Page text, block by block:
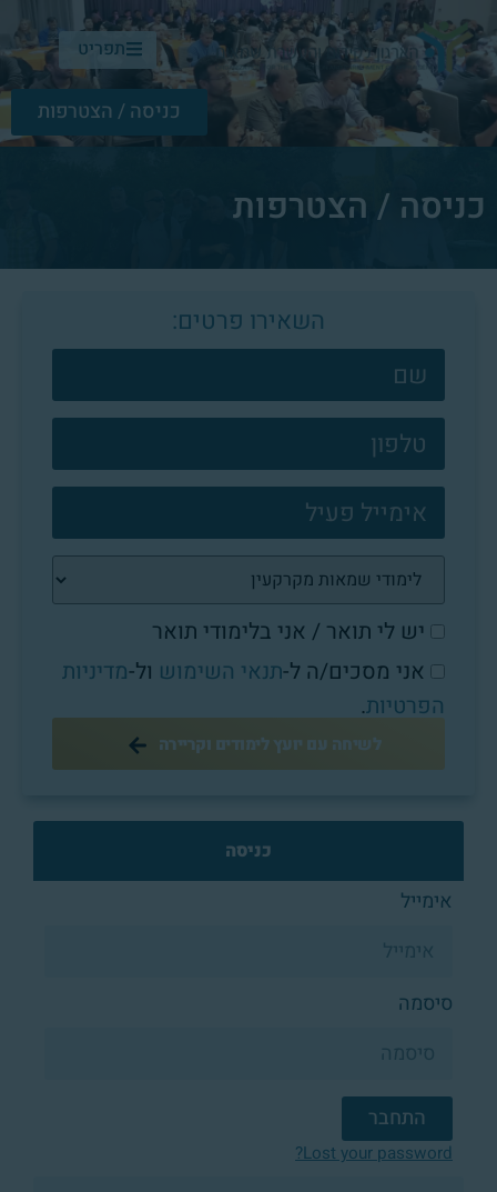
תפריט
כניסה / הצטרפות
כניסה / הצטרפות
השאירו פרטים:
צרו
קשר
פוטר
יש לי תואר / אני בלימודי תואר
אני מסכים/ה ל-תנאי השימוש ול-מדיניות
הפרטיות.
לשיחה עם יועץ לימודים וקריירה
כניסה
אימייל
סיסמה
התחבר
Lost your password?